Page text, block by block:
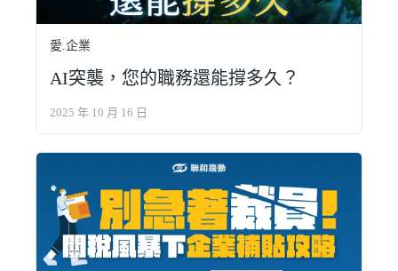
愛.企業
AI突襲，您的職務還能撐多久？
2025 年 10 月 16 日